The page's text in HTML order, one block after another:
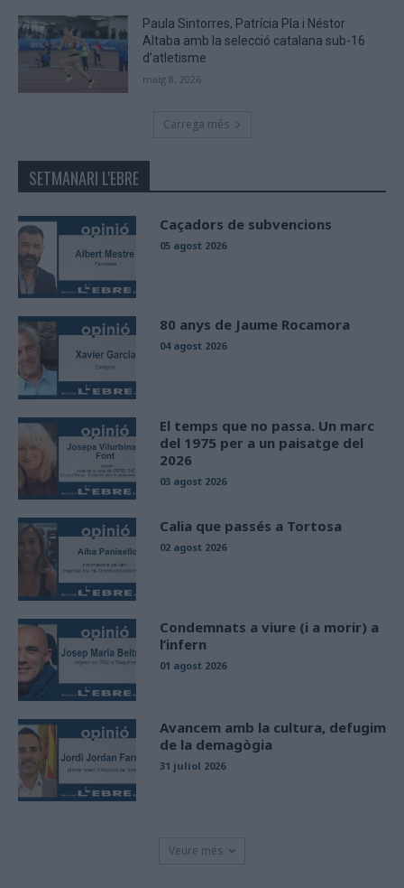
Paula Sintorres, Patrícia Pla i Néstor
Altaba amb la selecció catalana sub-16
d’atletisme
maig 8, 2026
Carrega més
SETMANARI L'EBRE
Caçadors de subvencions
05 agost 2026
80 anys de Jaume Rocamora
04 agost 2026
El temps que no passa. Un marc
del 1975 per a un paisatge del
2026
03 agost 2026
Calia que passés a Tortosa
02 agost 2026
Condemnats a viure (i a morir) a
l’infern
01 agost 2026
Avancem amb la cultura, defugim
de la demagògia
31 juliol 2026
Veure més